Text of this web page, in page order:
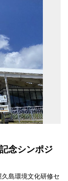
念シンポジ
島環境文化研修セ